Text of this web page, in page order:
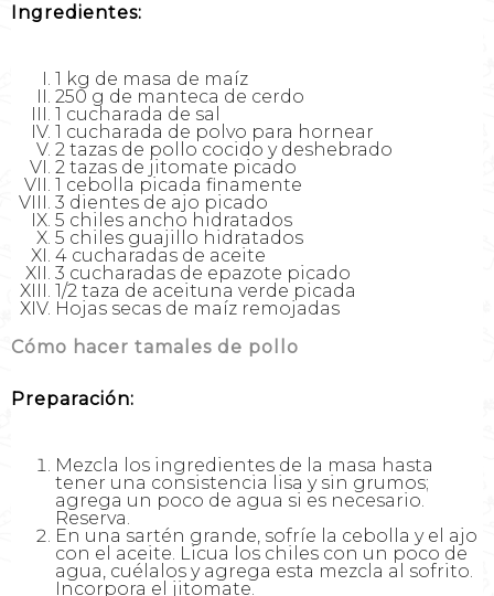
Ingredientes:
1 kg de masa de maíz
250 g de manteca de cerdo
1 cucharada de sal
1 cucharada de polvo para hornear
2 tazas de pollo cocido y deshebrado
2 tazas de jitomate picado
1 cebolla picada finamente
3 dientes de ajo picado
5 chiles ancho hidratados
5 chiles guajillo hidratados
4 cucharadas de aceite
3 cucharadas de epazote picado
1/2 taza de aceituna verde picada
Hojas secas de maíz remojadas
Cómo hacer tamales de pollo
Preparación:
Mezcla los ingredientes de la masa hasta
tener una consistencia lisa y sin grumos;
agrega un poco de agua si es necesario.
Reserva.
En una sartén grande, sofríe la cebolla y el ajo
con el aceite. Licua los chiles con un poco de
agua, cuélalos y agrega esta mezcla al sofrito.
Incorpora el jitomate.